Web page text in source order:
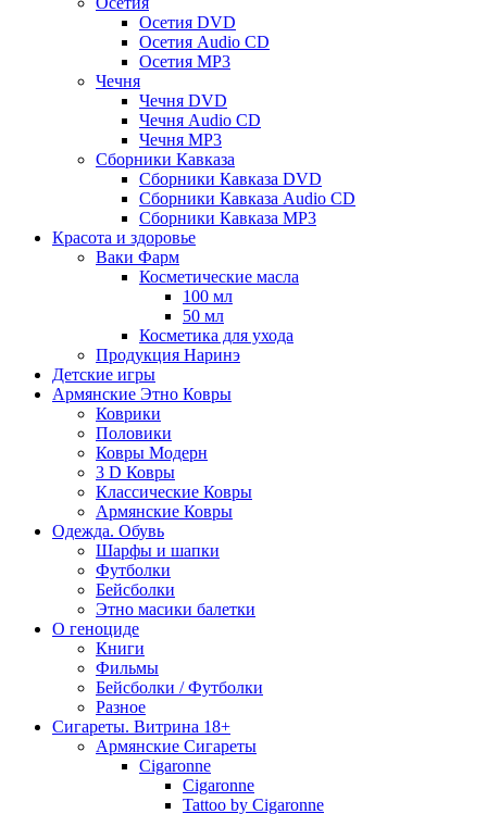
Осетия DVD
Осетия Audio CD
Осетия MP3
Чечня
Чечня DVD
Чечня Audio CD
Чечня MP3
Сборники Кавказа
Сборники Кавказа DVD
Сборники Кавказа Audio CD
Сборники Кавказа MP3
Красота и здоровье
Ваки Фарм
Косметические масла
100 мл
50 мл
Косметика для ухода
Продукция Наринэ
Детские игры
Армянские Этно Ковры
Коврики
Половики
Ковры Модерн
3 D Ковры
Классические Ковры
Армянские Ковры
Одежда. Обувь
Шарфы и шапки
Футболки
Бейсболки
Этно масики балетки
О геноциде
Книги
Фильмы
Бейсболки / Футболки
Разное
Сигареты. Витрина 18+
Армянские Сигареты
Cigaronne
Cigaronne
Tattoo by Cigaronne